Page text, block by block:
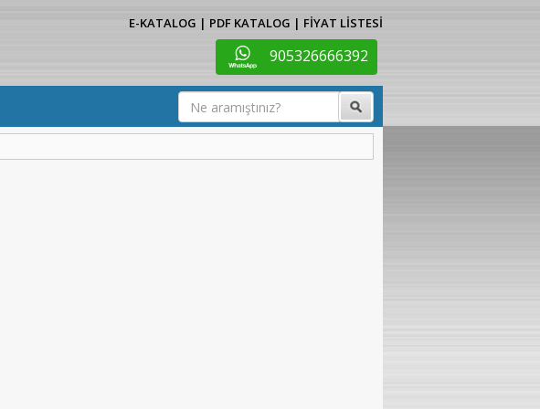
E-KATALOG | PDF KATALOG | FİYAT LİSTESİ
905326666392